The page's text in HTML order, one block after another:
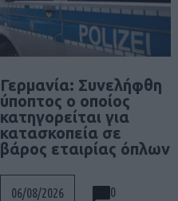
Γερμανία: Συνελήφθη
ύποπτος ο οποίος
κατηγορείται για
κατασκοπεία σε
βάρος εταιρίας όπλων
06/08/2026 0